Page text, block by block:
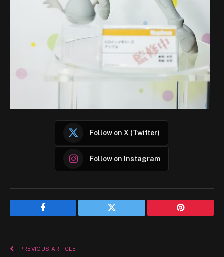
Follow on X (Twitter)
Follow on Instagram
Facebook Twitter Pinterest
PREVIOUS ARTICLE